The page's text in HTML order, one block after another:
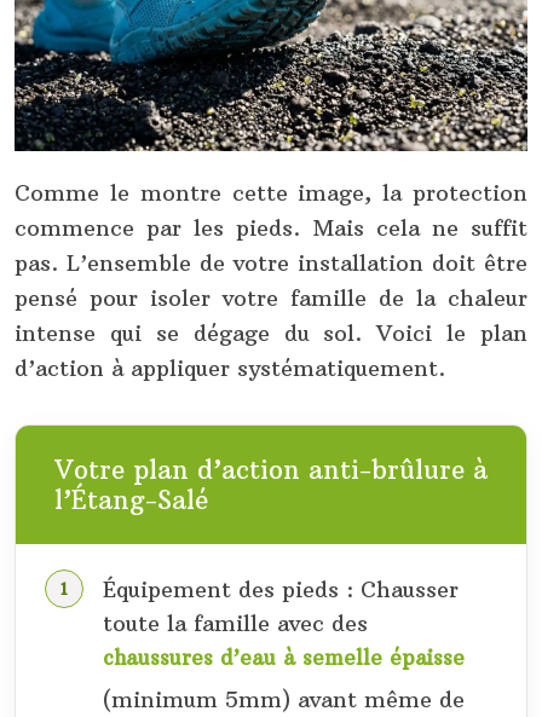
Comme le montre cette image, la protection
commence par les pieds. Mais cela ne suffit
pas. L’ensemble de votre installation doit être
pensé pour isoler votre famille de la chaleur
intense qui se dégage du sol. Voici le plan
d’action à appliquer systématiquement.
Votre plan d’action anti-brûlure à
l’Étang-Salé
Équipement des pieds : Chausser
toute la famille avec des
chaussures d’eau à semelle épaisse
(minimum 5mm) avant même de